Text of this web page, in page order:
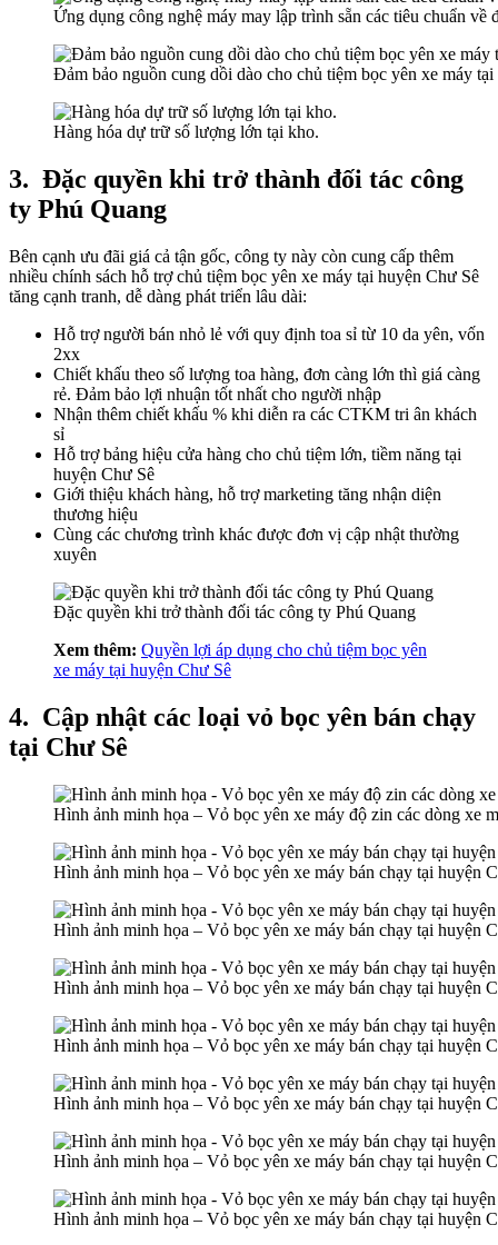
Ứng dụng công nghệ máy may lập trình sẵn các tiêu chuẩn về
Đảm bảo nguồn cung dồi dào cho chủ tiệm bọc yên xe máy
Hàng hóa dự trữ số lượng lớn tại kho.
3. Đặc quyền khi trở thành đối tác công
ty Phú Quang
Bên cạnh ưu đãi giá cả tận gốc, công ty này còn cung cấp thêm
nhiều chính sách hỗ trợ chủ tiệm bọc yên xe máy tại huyện Chư Sê
tăng cạnh tranh, dễ dàng phát triển lâu dài:
Hỗ trợ người bán nhỏ lẻ với quy định toa sỉ từ 10 da yên, vốn
2xx
Chiết khấu theo số lượng toa hàng, đơn càng lớn thì giá càng
rẻ. Đảm bảo lợi nhuận tốt nhất cho người nhập
Nhận thêm chiết khấu % khi diễn ra các CTKM tri ân khách
sỉ
Hỗ trợ bảng hiệu cửa hàng cho chủ tiệm lớn, tiềm năng tại
huyện Chư Sê
Giới thiệu khách hàng, hỗ trợ marketing tăng nhận diện
thương hiệu
Cùng các chương trình khác được đơn vị cập nhật thường
xuyên
Đặc quyền khi trở thành đối tác công ty Phú Quang
Xem thêm: Quyền lợi áp dụng cho chủ tiệm bọc yên
xe máy tại huyện Chư Sê
4. Cập nhật các loại vỏ bọc yên bán chạy
tại Chư Sê
Hình ảnh minh họa – Vỏ bọc yên xe máy độ zin các dòng xe
Hình ảnh minh họa – Vỏ bọc yên xe máy bán chạy tại huyện
Hình ảnh minh họa – Vỏ bọc yên xe máy bán chạy tại huyện
Hình ảnh minh họa – Vỏ bọc yên xe máy bán chạy tại huyện
Hình ảnh minh họa – Vỏ bọc yên xe máy bán chạy tại huyện
Hình ảnh minh họa – Vỏ bọc yên xe máy bán chạy tại huyện
Hình ảnh minh họa – Vỏ bọc yên xe máy bán chạy tại huyện
Hình ảnh minh họa – Vỏ bọc yên xe máy bán chạy tại huyện